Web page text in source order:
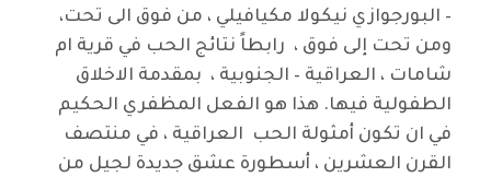
– البورجوازي نيكولا مكيافيلي ، من فوق الى تحت،
ومن تحت إلى فوق ، رابطاً نتائج الحب في قرية ام
شامات ، العراقية – الجنوبية ، بمقدمة الاخلاق
الطفولية فيها. هذا هو الفعل المظفري الحكيم
في ان تكون أمثولة الحب العراقية ، في منتصف
القرن العشرين ، أسطورة عشق جديدة لجيل من